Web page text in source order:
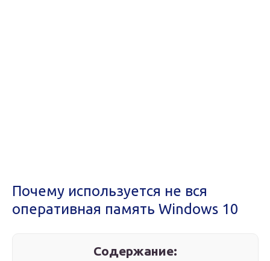
Почему используется не вся
оперативная память Windows 10
Содержание: